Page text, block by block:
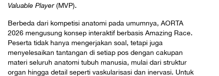
Valuable Player(MVP).
Berbeda dari kompetisi anatomi pada umumnya, AORTA
2026 mengusung konsep interaktif berbasis Amazing Race.
Peserta tidak hanya mengerjakan soal, tetapi juga
menyelesaikan tantangan di setiap pos dengan cakupan
materi seluruh anatomi tubuh manusia, mulai dari struktur
organ hingga detail seperti vaskularisasi dan inervasi. Untuk